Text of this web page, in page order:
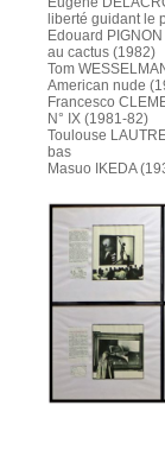
liberté guidant le
Edouard
au cactus (1982)
Tom
American nude
Francesco
N° IX (1981-82)
Toulouse
bas
Masuo IKEDA